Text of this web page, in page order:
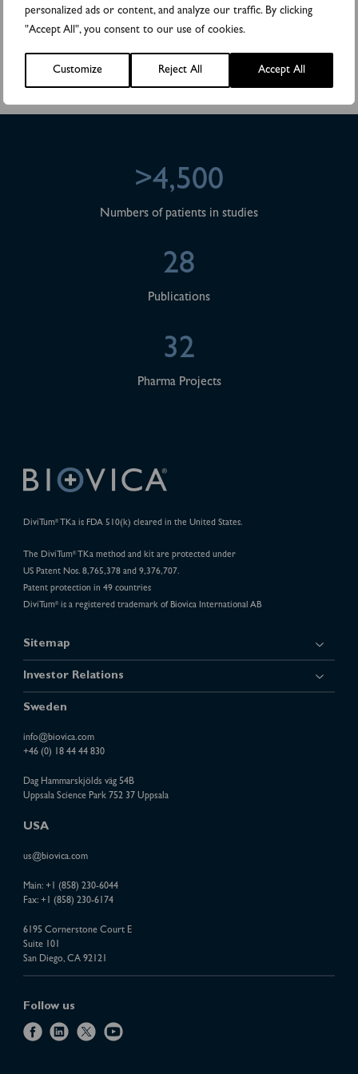
personalized ads or content, and analyze our traffic. By clicking
"Accept All", you consent to our use of cookies.
Customize Reject All Accept All
För ytterligare information, kontakta:
Tel.: +46 (0)18 444 48 35
Email: anders.rylander@biovica.com
>4,500
Numbers of patients in studies
28
Publications
32
Pharma Projects
DiviTum®TKa is FDA 510(k) cleared in the United States.
The DiviTum®TKa method and kit are protected under
US Patent Nos. 8,765,378 and 9,376,707.
Patent protection in 49 countries
DiviTum®is a registered trademark of Biovica International AB
Sitemap
Investor Relations
Sweden
info@biovica.com
+46 (0) 18 44 44 830
Dag Hammarskjölds väg 54B
Uppsala Science Park 752 37 Uppsala
USA
us@biovica.com
Main: +1 (858) 230-6044
Fax: +1 (858) 230-6174
6195 Cornerstone Court E
Suite 101
San Diego, CA 92121
Follow us
f
l
x
y